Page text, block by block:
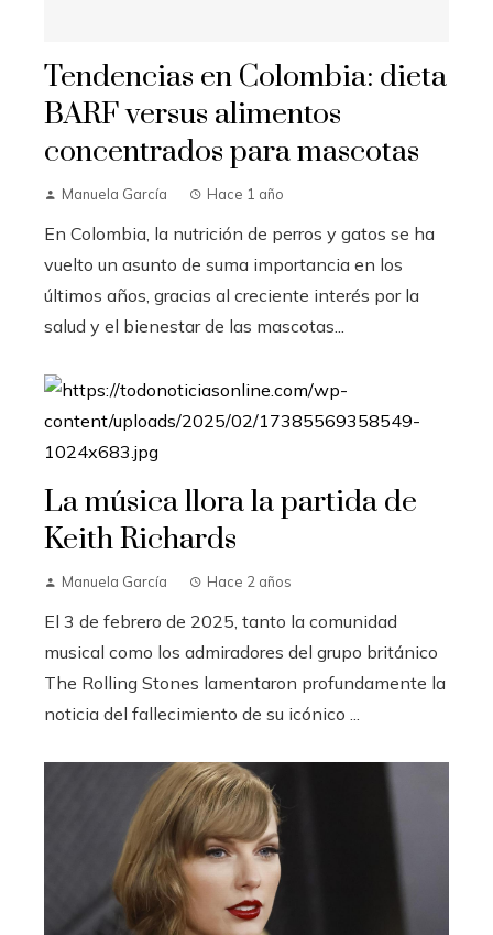
Tendencias en Colombia: dieta
BARF versus alimentos
concentrados para mascotas
Manuela García Hace 1 año
En Colombia, la nutrición de perros y gatos se ha
vuelto un asunto de suma importancia en los
últimos años, gracias al creciente interés por la
salud y el bienestar de las mascotas...
La música llora la partida de
Keith Richards
Manuela García Hace 2 años
El 3 de febrero de 2025, tanto la comunidad
musical como los admiradores del grupo británico
The Rolling Stones lamentaron profundamente la
noticia del fallecimiento de su icónico ...